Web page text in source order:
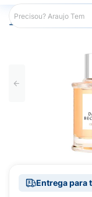
Araujo Beleza
Entrega para